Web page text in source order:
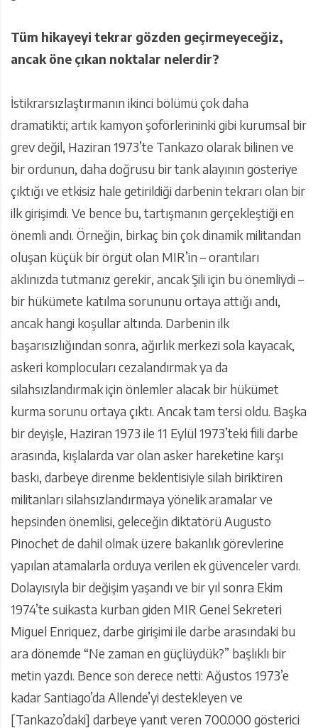
Tüm hikayeyi tekrar gözden geçirmeyeceğiz,
ancak öne çıkan noktalar nelerdir?
İstikrarsızlaştırmanın ikinci bölümü çok daha
dramatikti; artık kamyon şoförlerininki gibi kurumsal bir
grev değil, Haziran 1973’te Tankazo olarak bilinen ve
bir ordunun, daha doğrusu bir tank alayının gösteriye
çıktığı ve etkisiz hale getirildiği darbenin tekrarı olan bir
ilk girişimdi. Ve bence bu, tartışmanın gerçekleştiği en
önemli andı. Örneğin, birkaç bin çok dinamik militandan
oluşan küçük bir örgüt olan MIR’in – orantıları
aklınızda tutmanız gerekir, ancak Şili için bu önemliydi –
bir hükümete katılma sorununu ortaya attığı andı,
ancak hangi koşullar altında. Darbenin ilk
başarısızlığından sonra, ağırlık merkezi sola kayacak,
askeri komplocuları cezalandırmak ya da
silahsızlandırmak için önlemler alacak bir hükümet
kurma sorunu ortaya çıktı. Ancak tam tersi oldu. Başka
bir deyişle, Haziran 1973 ile 11 Eylül 1973’teki fiili darbe
arasında, kışlalarda var olan asker hareketine karşı
baskı, darbeye direnme beklentisiyle silah biriktiren
militanları silahsızlandırmaya yönelik aramalar ve
hepsinden önemlisi, geleceğin diktatörü Augusto
Pinochet de dahil olmak üzere bakanlık görevlerine
yapılan atamalarla orduya verilen ek güvenceler vardı.
Dolayısıyla bir değişim yaşandı ve bir yıl sonra Ekim
1974’te suikasta kurban giden MIR Genel Sekreteri
Miguel Enriquez, darbe girişimi ile darbe arasındaki bu
ara dönemde “Ne zaman en güçlüydük?” başlıklı bir
metin yazdı. Bence son derece netti: Ağustos 1973’e
kadar Santiago’da Allende’yi destekleyen ve
[Tankazo’daki] darbeye yanıt veren 700.000 gösterici